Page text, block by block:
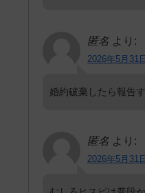
匿名 より:
2026年5月31
婚約破棄したら報告
匿名 より:
2026年5月31